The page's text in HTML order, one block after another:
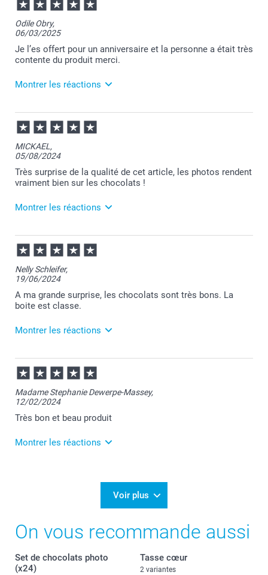
Odile Obry,
06/03/2025
Je l’es offert pour un anniversaire et la personne a était très
contente du produit merci.
Montrer les réactions
06/03/2025
12:07
Bonjour Odile,
Je vous remercie pour votre commande et c'est un
plaisir d'apprendre votre satisfaction.
Je vous souhaite une excellente journée.
Florence@smartphoto
MICKAEL,
05/08/2024
Très surprise de la qualité de cet article, les photos rendent
vraiment bien sur les chocolats !
Montrer les réactions
21/08/2024
13:54
Merci pour votre avis Mickael !
Nous sommes ravis de savoir que ça vous ait autant
plu.
Cordialement,
Nelly Schleifer,
19/06/2024
A ma grande surprise, les chocolats sont très bons. La
boite est classe.
Montrer les réactions
19/06/2024
11:33
Un grand merci Nelly pour votre retour positif , c'est
une joie de vous lire !
Chaleureusement,
Julie@Smartphoto
Madame Stephanie Dewerpe-Massey,
12/02/2024
Très bon et beau produit
Montrer les réactions
Merci Stéphanie :-)
apporte satisfaction :-)
Voir plus
On vous recommande aussi
Set de chocolats photo
(x24)
Tasse cœur
2 variantes